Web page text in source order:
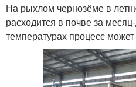
На рыхлом чернозёме в
расходится в почве за
температурах процесс